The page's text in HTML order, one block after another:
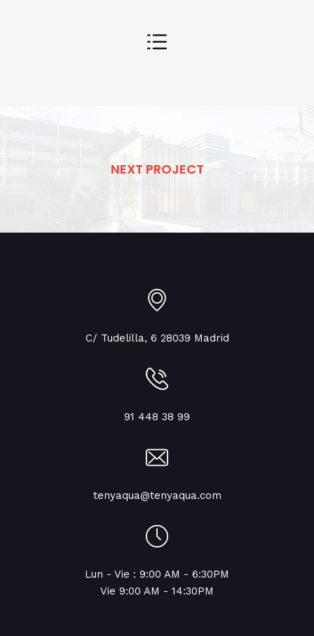
NEXT PROJECT
C/ Tudelilla, 6 28039 Madrid
91 448 38 99
tenyaqua@tenyaqua.com
Lun - Vie : 9:00 AM - 6:30PM
Vie 9:00 AM - 14:30PM